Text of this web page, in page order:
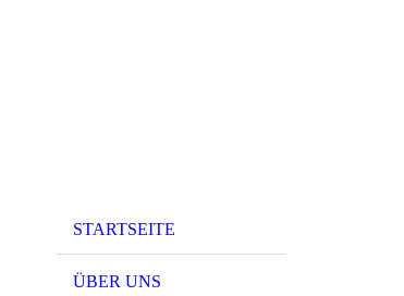
STARTSEITE
ÜBER UNS